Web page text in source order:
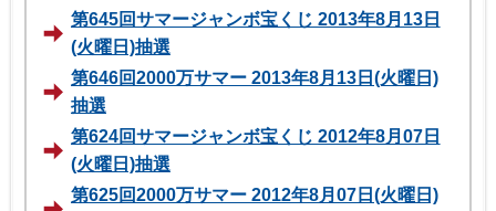
第645回サマージャンボ宝くじ 2013年8月13日
(火曜日)抽選
第646回2000万サマー 2013年8月13日(火曜日)
抽選
第624回サマージャンボ宝くじ 2012年8月07日
(火曜日)抽選
第625回2000万サマー 2012年8月07日(火曜日)